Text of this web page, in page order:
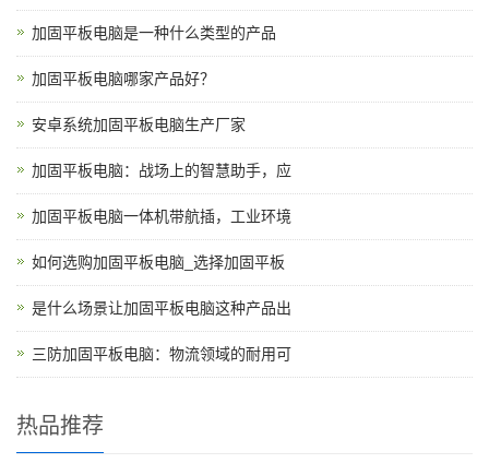
加固平板电脑是一种什么类型的产品
加固平板电脑哪家产品好？
安卓系统加固平板电脑生产厂家
加固平板电脑：战场上的智慧助手，应
加固平板电脑一体机带航插，工业环境
如何选购加固平板电脑_选择加固平板
是什么场景让加固平板电脑这种产品出
三防加固平板电脑：物流领域的耐用可
热品推荐